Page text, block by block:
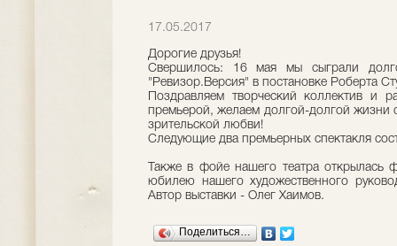
17.05.2017
Дорогие друзья!
Свершилось: 16 мая мы сыграли
"Ревизор.Версия" в постановке Роберта
Поздравляем творческий коллектив и
премьерой, желаем долгой-долгой жизни
зрительской любви!
Следующие два премьерных спектакля
Также в фойе нашего театра открылась
юбилею нашего художественного
Автор выставки - Олег Хаимов.
Поделиться…